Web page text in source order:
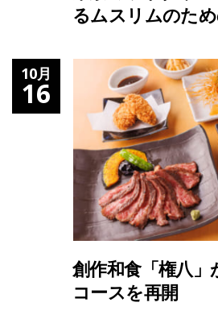
るムスリムのた
10月
16
創作和食「権八
コースを再開